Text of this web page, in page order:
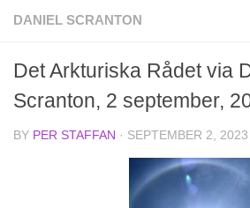
DANIEL SCRANTON
Det Arkturiska Rådet via
Scranton, 2 september,
BY PER STAFFAN · SEPTEMBER 2, 2023